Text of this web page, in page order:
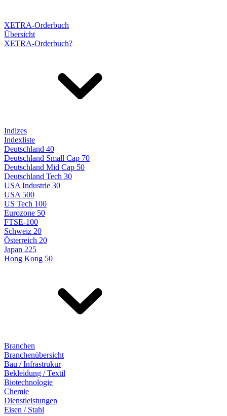
XETRA-Orderbuch
Übersicht
XETRA-Orderbuch?
Indizes
Indexliste
Deutschland 40
Deutschland Small Cap 70
Deutschland Mid Cap 50
Deutschland Tech 30
USA Industrie 30
USA 500
US Tech 100
Eurozone 50
FTSE-100
Schweiz 20
Österreich 20
Japan 225
Hong Kong 50
Branchen
Branchenübersicht
Bau / Infrastrukur
Bekleidung / Textil
Biotechnologie
Chemie
Dienstleistungen
Eisen / Stahl